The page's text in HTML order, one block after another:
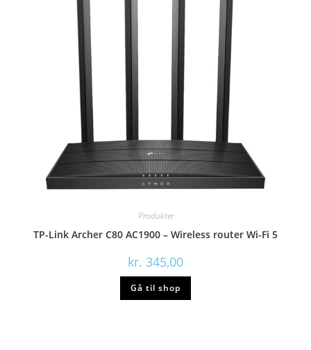
Produkter
TP-Link Archer C80 AC1900 – Wireless router Wi-Fi 5
kr. 345,00
Gå til shop